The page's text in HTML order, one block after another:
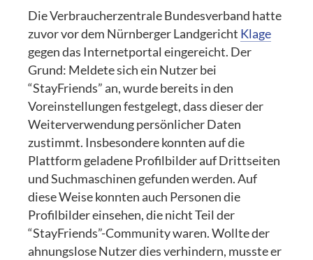
Die Verbraucherzentrale Bundesverband hatte
zuvor vor dem Nürnberger Landgericht Klage
gegen das Internetportal eingereicht. Der
Grund: Meldete sich ein Nutzer bei
“StayFriends” an, wurde bereits in den
Voreinstellungen festgelegt, dass dieser der
Weiterverwendung persönlicher Daten
zustimmt. Insbesondere konnten auf die
Plattform geladene Profilbilder auf Drittseiten
und Suchmaschinen gefunden werden. Auf
diese Weise konnten auch Personen die
Profilbilder einsehen, die nicht Teil der
“StayFriends”-Community waren. Wollte der
ahnungslose Nutzer dies verhindern, musste er